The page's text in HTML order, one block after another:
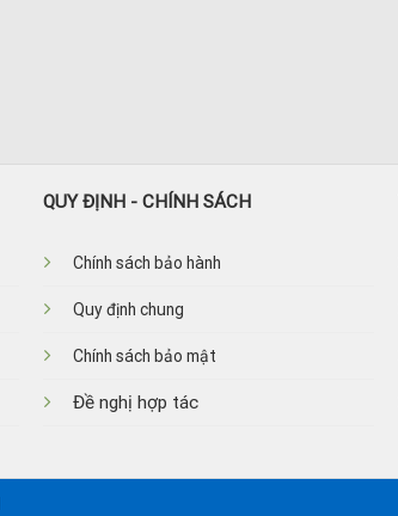
QUY ĐỊNH - CHÍNH SÁCH
Chính sách bảo hành
Quy định chung
Chính sách bảo mật
Đề nghị hợp tác